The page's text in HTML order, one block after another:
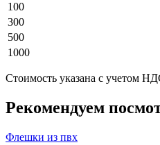
100
300
500
1000
Стоимость указана с учетом
Рекомендуем
Флешки из пвх